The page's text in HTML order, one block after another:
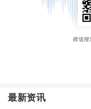
最新资讯